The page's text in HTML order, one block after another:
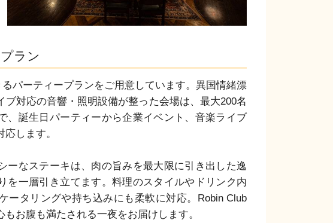
ラン
るパーティープランをご用意しています。異国情緒漂
ブ対応の音響・照明設備が整った会場は、最大200名
、誕生日パーティーから企業イベント、音楽ライブ
します。
ーなステーキは、肉の旨みを最大限に引き出した逸
を一層引き立てます。料理のスタイルやドリンク内
ータリングや持ち込みにも柔軟に対応。Robin Club
お腹も満たされる一夜をお届けします。